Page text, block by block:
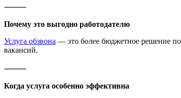
⸻
Почему это выгодно работодателю
Услуга обзвона — это более бюджетное решение
вакансий.
⸻
Когда услуга особенно эффективна